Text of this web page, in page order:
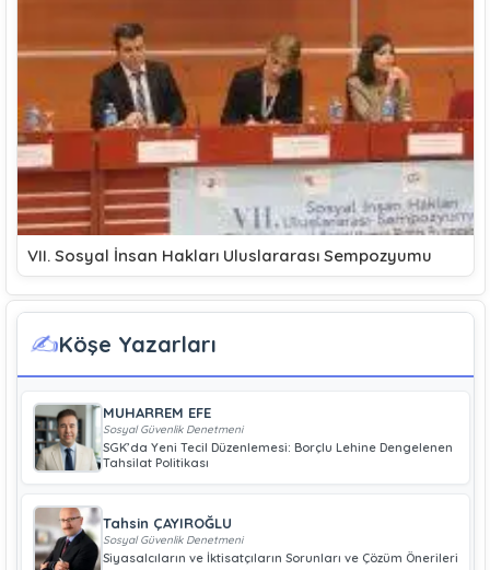
VII. Sosyal İnsan Hakları Uluslararası Sempozyumu
✍️Köşe Yazarları
MUHARREM EFE
Sosyal Güvenlik Denetmeni
SGK’da Yeni Tecil Düzenlemesi: Borçlu Lehine Dengelenen
Tahsilat Politikası
Tahsin ÇAYIROĞLU
Sosyal Güvenlik Denetmeni
Siyasalcıların ve İktisatçıların Sorunları ve Çözüm Önerileri